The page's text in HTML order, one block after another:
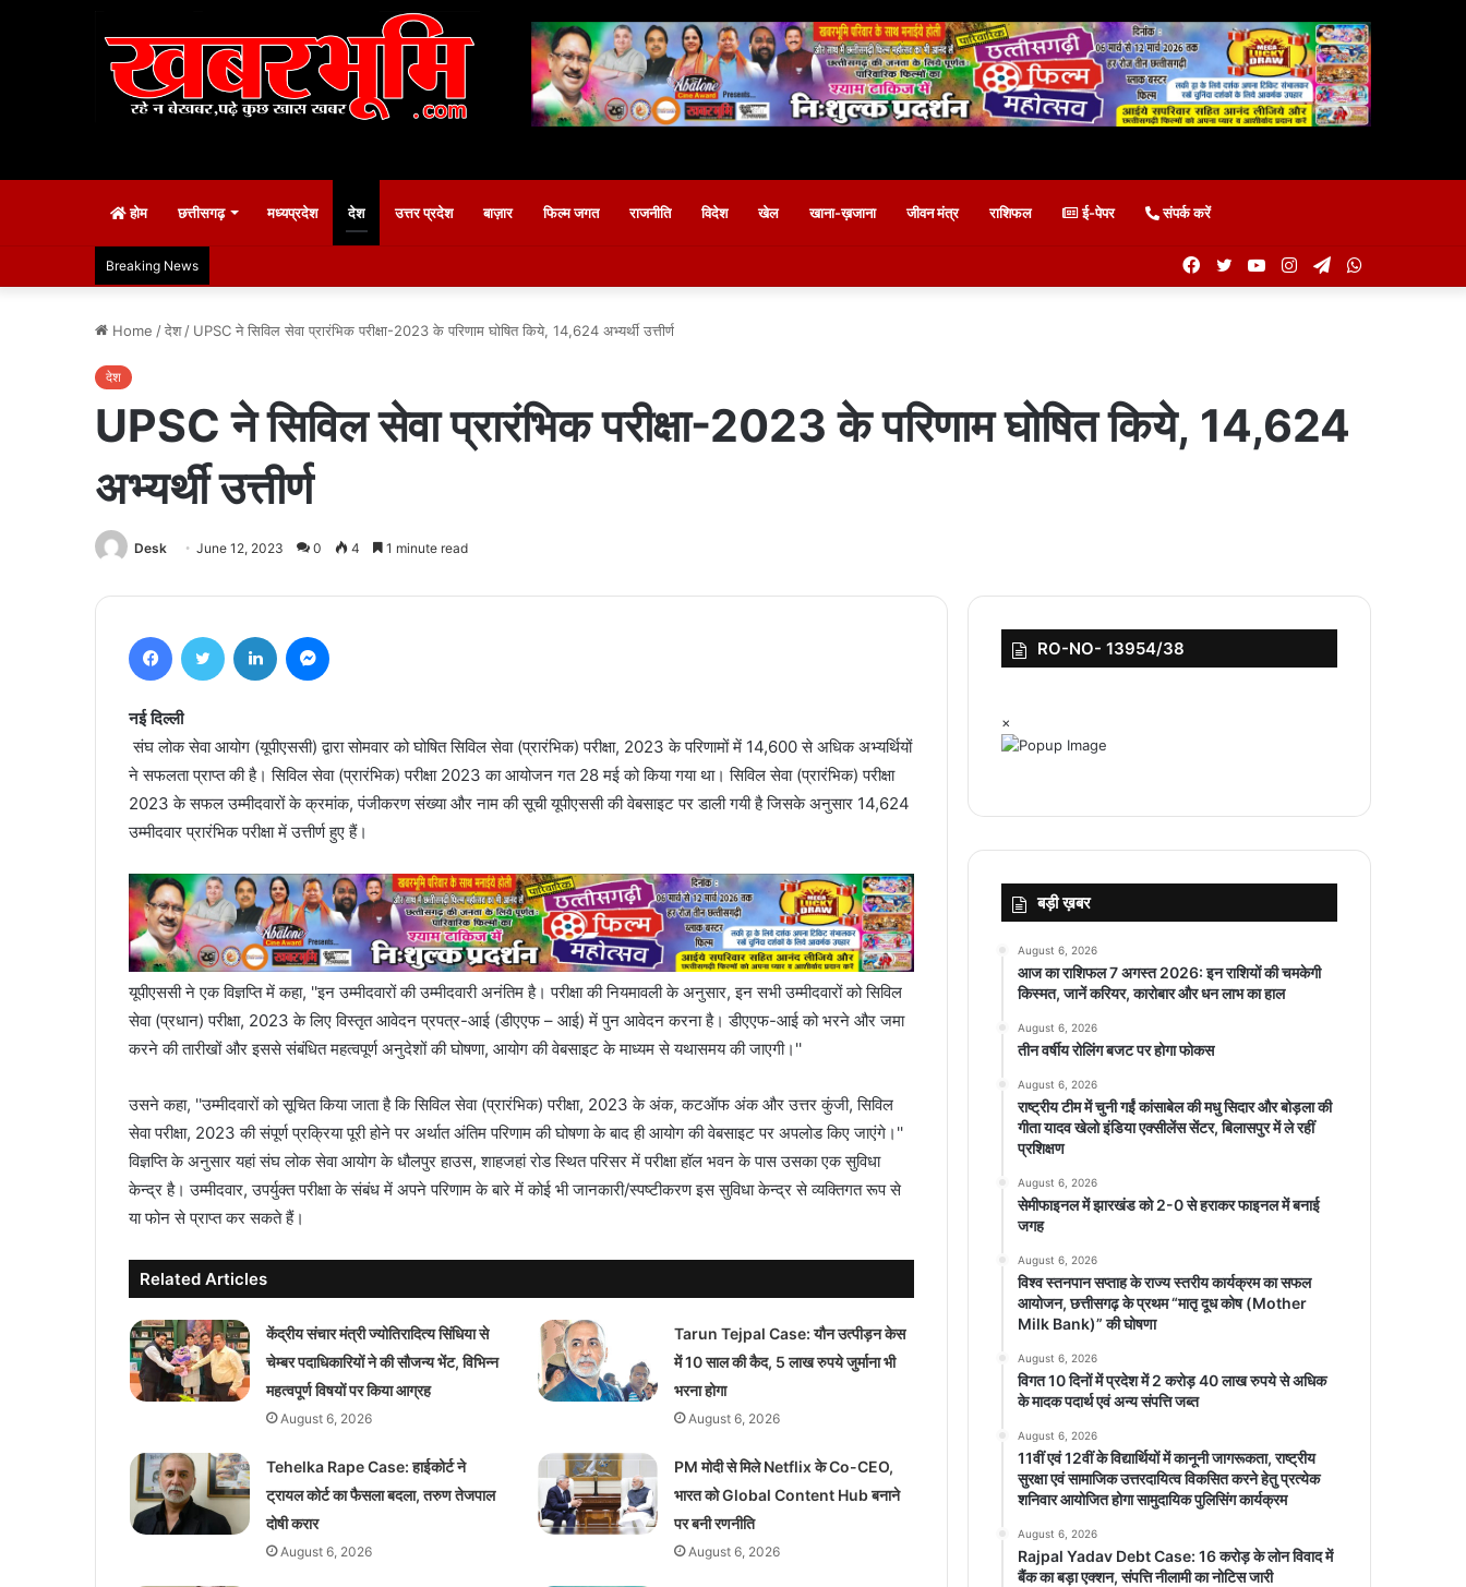
होम छत्तीसगढ़ मध्यप्रदेश देश उत्तर प्रदेश बाज़ार फिल्म जगत राजनीति विदेश खेल खाना-ख़जाना जीवन मंत्र राशिफल ई-पेपर संपर्क करें
Breaking News Telegram
Instagram
YouTube
Twitter
Facebook
Home /देश / UPSC ने सिविल सेवा प्रारंभिक परीक्षा-2023 के परिणाम घोषित किये, 14,624 अभ्यर्थी उत्तीर्ण
देश
UPSC ने सिविल सेवा प्रारंभिक परीक्षा-2023 के परिणाम घोषित किये, 14,624
अभ्यर्थी उत्तीर्ण
Desk June 12, 2023 0 4 1 minute read
नई दिल्ली
संघ लोक सेवा आयोग (यूपीएससी) द्वारा सोमवार को घोषित सिविल सेवा (प्रारंभिक) परीक्षा, 2023 के परिणामों में 14,600 से अधिक अभ्यर्थियों
ने सफलता प्राप्त की है। सिविल सेवा (प्रारंभिक) परीक्षा 2023 का आयोजन गत 28 मई को किया गया था। सिविल सेवा (प्रारंभिक) परीक्षा
2023 के सफल उम्मीदवारों के क्रमांक, पंजीकरण संख्या और नाम की सूची यूपीएससी की वेबसाइट पर डाली गयी है जिसके अनुसार 14,624
उम्मीदवार प्रारंभिक परीक्षा में उत्तीर्ण हुए हैं।
यूपीएससी ने एक विज्ञप्ति में कहा, ''इन उम्मीदवारों की उम्मीदवारी अनंतिम है। परीक्षा की नियमावली के अनुसार, इन सभी उम्मीदवारों को सिविल
सेवा (प्रधान) परीक्षा, 2023 के लिए विस्तृत आवेदन प्रपत्र-आई (डीएएफ – आई) में पुन आवेदन करना है। डीएएफ-आई को भरने और जमा
करने की तारीखों और इससे संबंधित महत्वपूर्ण अनुदेशों की घोषणा, आयोग की वेबसाइट के माध्यम से यथासमय की जाएगी।''
उसने कहा, ''उम्मीदवारों को सूचित किया जाता है कि सिविल सेवा (प्रारंभिक) परीक्षा, 2023 के अंक, कटऑफ अंक और उत्तर कुंजी, सिविल
सेवा परीक्षा, 2023 की संपूर्ण प्रक्रिया पूरी होने पर अर्थात अंतिम परिणाम की घोषणा के बाद ही आयोग की वेबसाइट पर अपलोड किए जाएंगे।''
विज्ञप्ति के अनुसार यहां संघ लोक सेवा आयोग के धौलपुर हाउस, शाहजहां रोड स्थित परिसर में परीक्षा हॉल भवन के पास उसका एक सुविधा
केन्द्र है। उम्मीदवार, उपर्युक्त परीक्षा के संबंध में अपने परिणाम के बारे में कोई भी जानकारी/स्पष्टीकरण इस सुविधा केन्द्र से व्यक्तिगत रूप से
या फोन से प्राप्त कर सकते हैं।
Related Articles
केंद्रीय संचार मंत्री ज्योतिरादित्य सिंधिया से
चेम्बर पदाधिकारियों ने की सौजन्य भेंट, विभिन्न
महत्वपूर्ण विषयों पर किया आग्रह
August 6, 2026
Tarun Tejpal Case: यौन उत्पीड़न केस
में 10 साल की कैद, 5 लाख रुपये जुर्माना भी
भरना होगा
August 6, 2026
Tehelka Rape Case: हाईकोर्ट ने
ट्रायल कोर्ट का फैसला बदला, तरुण तेजपाल
दोषी करार
August 6, 2026
PM मोदी से मिले Netflix के Co-CEO,
भारत को Global Content Hub बनाने
पर बनी रणनीति
August 6, 2026
RO-NO- 13954/38
×
बड़ी ख़बर
August 6, 2026
आज का राशिफल 7 अगस्त 2026: इन राशियों की चमकेगी
किस्मत, जानें करियर, कारोबार और धन लाभ का हाल
August 6, 2026
तीन वर्षीय रोलिंग बजट पर होगा फोकस
August 6, 2026
राष्ट्रीय टीम में चुनी गईं कांसाबेल की मधु सिदार और बोड़ला की
गीता यादव खेलो इंडिया एक्सीलेंस सेंटर, बिलासपुर में ले रहीं
प्रशिक्षण
August 6, 2026
सेमीफाइनल में झारखंड को 2-0 से हराकर फाइनल में बनाई
जगह
August 6, 2026
विश्व स्तनपान सप्ताह के राज्य स्तरीय कार्यक्रम का सफल
आयोजन, छत्तीसगढ़ के प्रथम “मातृ दूध कोष (Mother
Milk Bank)” की घोषणा
August 6, 2026
विगत 10 दिनों में प्रदेश में 2 करोड़ 40 लाख रुपये से अधिक
के मादक पदार्थ एवं अन्य संपत्ति जब्त
August 6, 2026
11वीं एवं 12वीं के विद्यार्थियों में कानूनी जागरूकता, राष्ट्रीय
सुरक्षा एवं सामाजिक उत्तरदायित्व विकसित करने हेतु प्रत्येक
शनिवार आयोजित होगा सामुदायिक पुलिसिंग कार्यक्रम
August 6, 2026
Rajpal Yadav Debt Case: 16 करोड़ के लोन विवाद में
बैंक का बड़ा एक्शन, संपत्ति नीलामी का नोटिस जारी